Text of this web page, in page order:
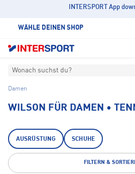
INTERSPORT App
WÄHLE DEINEN SHOP
Wonach suchst du?
Damen
WILSON FÜR DAMEN •
AUSRÜSTUNG SCHUHE
FILTERN &